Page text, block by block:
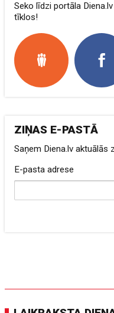
Seko līdzi portāla
tīklos!
ZIŅAS E-PASTĀ
Saņem Diena.lv aktuālās
E-pasta adrese